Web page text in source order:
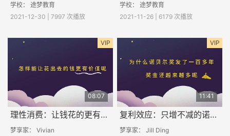
学校： 途梦教育
2021-12-30 | 7997 次播放
学校： 途梦教育
2021-11-26 | 6179 次播放
VIP
08:07
理性消费：让钱花的更有价值
梦享家： Vivian
VIP
11:41
复利效应：只增不减的诺贝尔奖
梦享家： Jill Ding